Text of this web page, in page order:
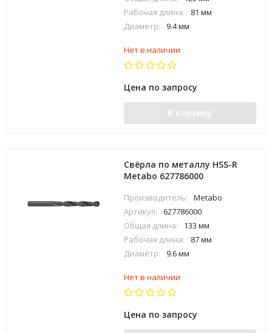
Рабочая длина:
81 мм
Диаметр:
9.4 мм
Нет в наличии
Цена по запросу
В корзину
Свёрла по металлу HSS-R
Metabo 627786000
Производитель:
Metabo
Артикул:
627786000
Общая длина:
133 мм
Рабочая длина:
87 мм
Диаметр:
9.6 мм
Нет в наличии
Цена по запросу